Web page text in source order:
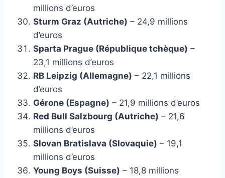
millions d’euros
Sturm Graz (Autriche) – 24,9 millions
d’euros
Sparta Prague (République tchèque) –
23,1 millions d’euros
RB Leipzig (Allemagne) – 22,1 millions
d’euros
Gérone (Espagne) – 21,9 millions d’euros
Red Bull Salzbourg (Autriche) – 21,6
millions d’euros
Slovan Bratislava (Slovaquie) – 19,1
millions d’euros
Young Boys (Suisse) – 18,8 millions